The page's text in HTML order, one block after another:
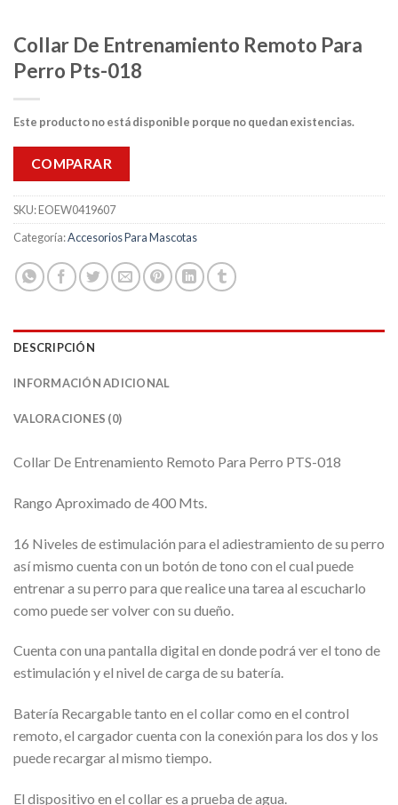
Collar De Entrenamiento Remoto Para
Perro Pts-018
Este producto no está disponible porque no quedan existencias.
COMPARAR
SKU:EOEW0419607
Categoría:Accesorios Para Mascotas
DESCRIPCIÓN
INFORMACIÓN ADICIONAL
VALORACIONES (0)
Collar De Entrenamiento Remoto Para Perro PTS-018
Rango Aproximado de 400 Mts.
16 Niveles de estimulación para el adiestramiento de su perro
así mismo cuenta con un botón de tono con el cual puede
entrenar a su perro para que realice una tarea al escucharlo
como puede ser volver con su dueño.
Cuenta con una pantalla digital en donde podrá ver el tono de
estimulación y el nivel de carga de su batería.
Batería Recargable tanto en el collar como en el control
remoto, el cargador cuenta con la conexión para los dos y los
puede recargar al mismo tiempo.
El dispositivo en el collar es a prueba de agua.